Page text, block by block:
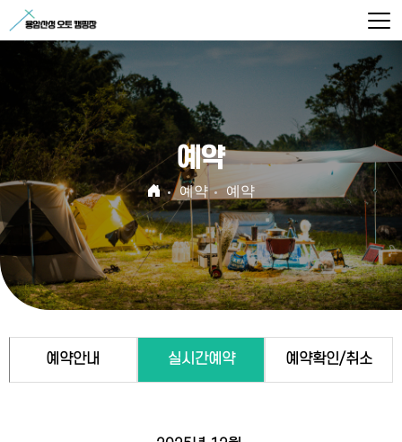
예약
예약 예약
예약안내 실시간예약 예약확인/취소